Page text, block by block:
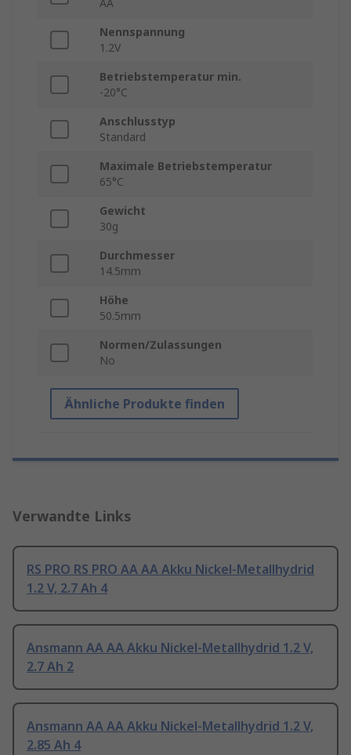
AA
Nennspannung
1.2V
Betriebstemperatur min.
-20°C
Anschlusstyp
Standard
Maximale Betriebstemperatur
65°C
Gewicht
30g
Durchmesser
14.5mm
Höhe
50.5mm
Normen/Zulassungen
No
Ähnliche Produkte finden
Verwandte Links
RS PRO RS PRO AA AA Akku Nickel-Metallhydrid
1.2 V, 2.7 Ah 4
Ansmann AA AA Akku Nickel-Metallhydrid 1.2 V,
2.7 Ah 2
Ansmann AA AA Akku Nickel-Metallhydrid 1.2 V,
2.85 Ah 4